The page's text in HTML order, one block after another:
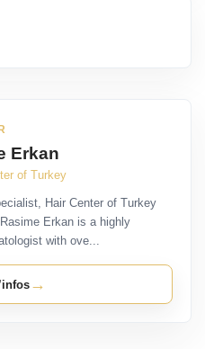
Erkan
of Turkey
Hair Center of Turkey
Erkan is a highly
with ove...
→